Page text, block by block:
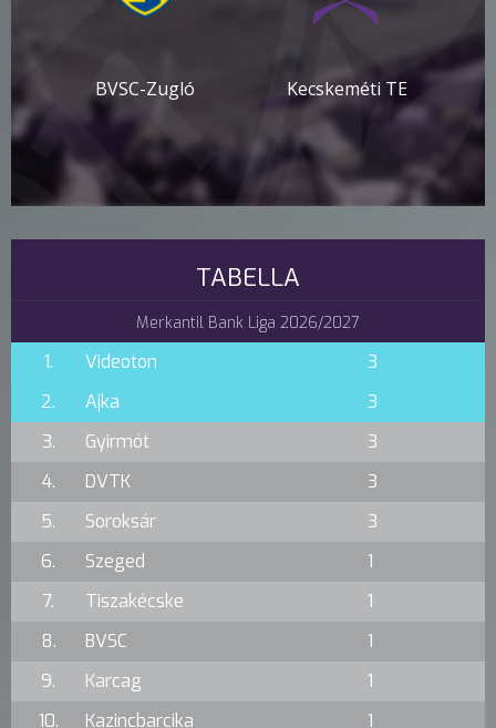
BVSC-Zugló Kecskeméti TE
TABELLA
Merkantil Bank Liga 2026/2027
1. Videoton
3
2.
Ajka
3
3.
Gyirmót
3
4.
DVTK
3
5.
Soroksár
3
6.
Szeged
1
7.
Tiszakécske
1
8.
BVSC
1
9.
Karcag
1
10.
Kazincbarcika 1